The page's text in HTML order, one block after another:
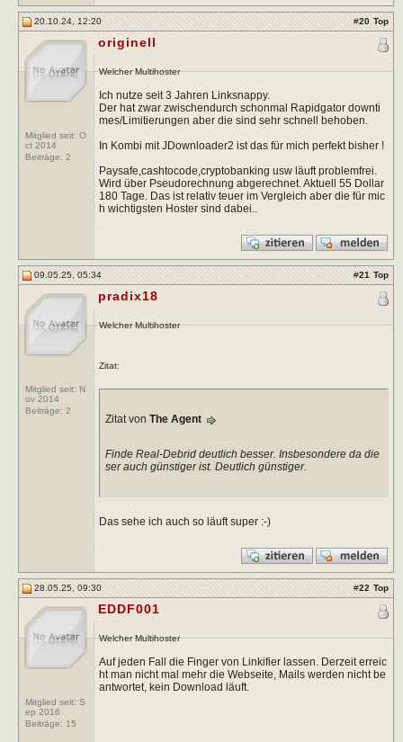
20.10.24, 12:20 #20 Top
Mitglied seit: O
ct 2014
Beiträge: 2
originell
Welcher Multihoster
Ich nutze seit 3 Jahren Linksnappy.
Der hat zwar zwischendurch schonmal Rapidgator downti
mes/Limitierungen aber die sind sehr schnell behoben.
In Kombi mit JDownloader2 ist das für mich perfekt bisher !
Paysafe,cashtocode,cryptobanking usw läuft problemfrei.
Wird über Pseudorechnung abgerechnet. Aktuell 55 Dollar
180 Tage. Das ist relativ teuer im Vergleich aber die für mic
h wichtigsten Hoster sind dabei..
09.05.25, 05:34 #21 Top
Mitglied seit: N
ov 2014
Beiträge: 2
pradix18
Welcher Multihoster
Zitat:
Zitat von The Agent
Finde Real-Debrid deutlich besser. Insbesondere da die
ser auch günstiger ist. Deutlich günstiger.
Das sehe ich auch so läuft super :-)
28.05.25, 09:30 #22 Top
Mitglied seit: S
ep 2016
Beiträge: 15
EDDF001
Welcher Multihoster
Auf jeden Fall die Finger von Linkifier lassen. Derzeit erreic
ht man nicht mal mehr die Webseite, Mails werden nicht be
antwortet, kein Download läuft.